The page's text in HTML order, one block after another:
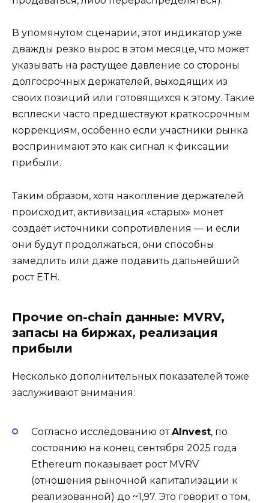
В упомянутом сценарии, этот индикатор уже
дважды резко вырос в этом месяце, что может
указывать на растущее давление со стороны
долгосрочных держателей, выходящих из
своих позиций или готовящихся к этому. Такие
всплески часто предшествуют краткосрочным
коррекциям, особенно если участники рынка
воспринимают это как сигнал к фиксации
прибыли.
Таким образом, хотя накопление держателей
происходит, активизация «старых» монет
создаёт источники сопротивления — и если
они будут продолжаться, они способны
замедлить или даже подавить дальнейший
рост ETH.
Прочие on-chain данные: MVRV,
запасы на биржах, реализация
прибыли
Несколько дополнительных показателей тоже
заслуживают внимания:
Согласно исследованию отAInvest, по
состоянию на конец сентября 2025 года
Ethereum показывает рост MVRV
(отношения рыночной капитализации к
реализованной) до ~1,97. Это говорит о том,